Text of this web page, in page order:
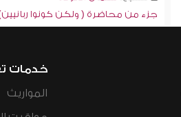
جزء من محاضرة ( ولكن كونوا
خدمات
المواريث